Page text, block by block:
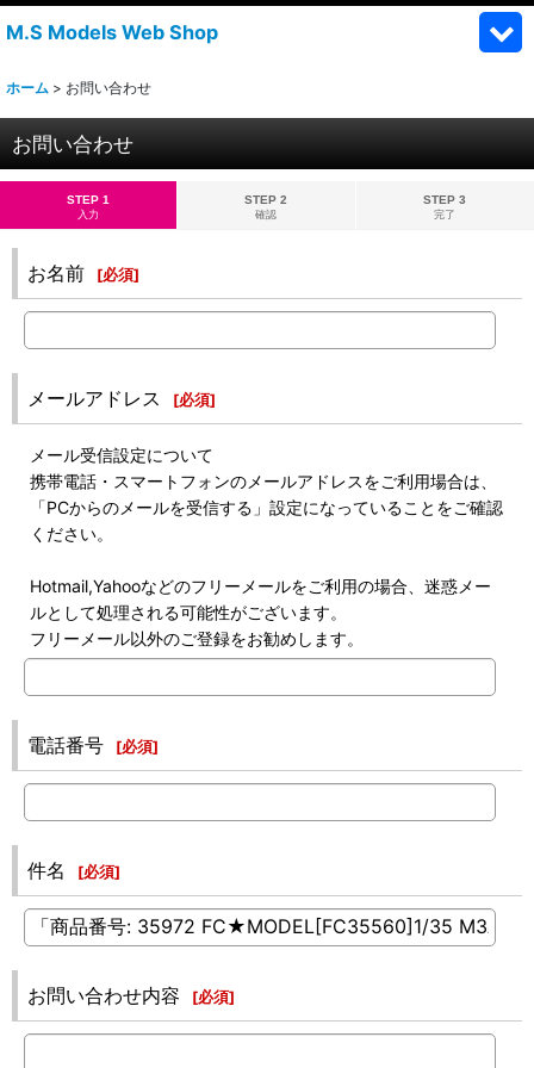
M.S Models Web Shop
ホーム > お問い合わせ
お問い合わせ
STEP 1
入力
STEP 2
確認
STEP 3
完了
お名前 [必須]
メールアドレス [必須]
メール受信設定について
携帯電話・スマートフォンのメールアドレスをご利用場合は、
「PCからのメールを受信する」設定になっていることをご確認
ください。
Hotmail,Yahooなどのフリーメールをご利用の場合、迷惑メー
ルとして処理される可能性がございます。
フリーメール以外のご登録をお勧めします。
電話番号 [必須]
件名 [必須]
お問い合わせ内容 [必須]